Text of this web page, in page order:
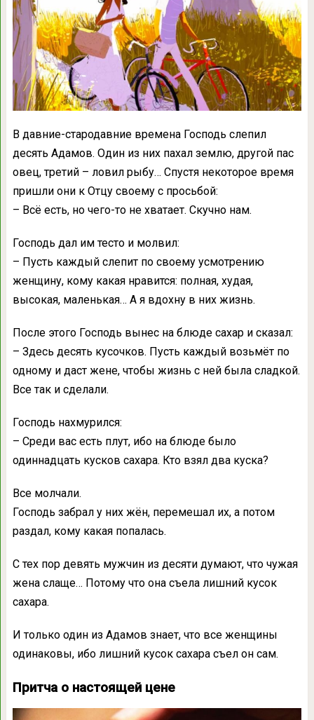
В давние-стародавние времена Господь слепил
десять Адамов. Один из них пахал землю, другой пас
овец, третий – ловил рыбу… Спустя некоторое время
пришли они к Отцу своему с просьбой:
– Всё есть, но чего-то не хватает. Скучно нам.
Господь дал им тесто и молвил:
– Пусть каждый слепит по своему усмотрению
женщину, кому какая нравится: полная, худая,
высокая, маленькая… А я вдохну в них жизнь.
После этого Господь вынес на блюде сахар и сказал:
– Здесь десять кусочков. Пусть каждый возьмёт по
одному и даст жене, чтобы жизнь с ней была сладкой.
Все так и сделали.
Господь нахмурился:
– Среди вас есть плут, ибо на блюде было
одиннадцать кусков сахара. Кто взял два куска?
Все молчали.
Господь забрал у них жён, перемешал их, а потом
раздал, кому какая попалась.
С тех пор девять мужчин из десяти думают, что чужая
жена слаще… Потому что она съела лишний кусок
сахара.
И только один из Адамов знает, что все женщины
одинаковы, ибо лишний кусок сахара съел он сам.
Притча о настоящей цене